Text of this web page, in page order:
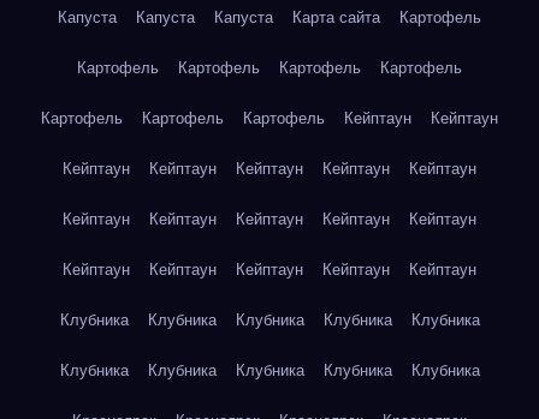
Капуста Капуста Капуста Карта сайта Картофель
Картофель Картофель Картофель Картофель
Картофель Картофель Картофель Кейптаун Кейптаун
Кейптаун Кейптаун Кейптаун Кейптаун Кейптаун
Кейптаун Кейптаун Кейптаун Кейптаун Кейптаун
Кейптаун Кейптаун Кейптаун Кейптаун Кейптаун
Клубника Клубника Клубника Клубника Клубника
Клубника Клубника Клубника Клубника Клубника